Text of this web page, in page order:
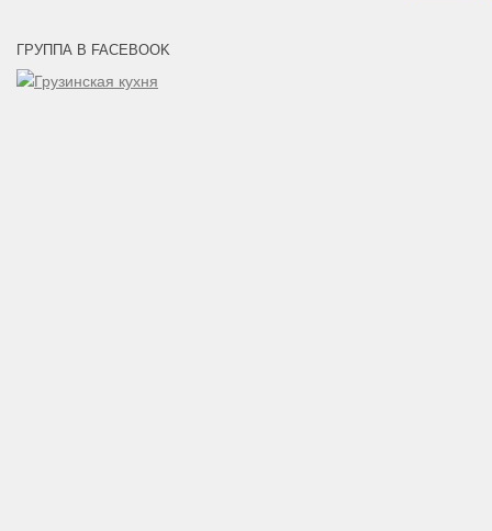
ГРУППА В FACEBOOK